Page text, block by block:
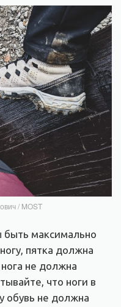
/ MOST
быть максимально
пятка должна
не должна
что ноги в
обувь не должна